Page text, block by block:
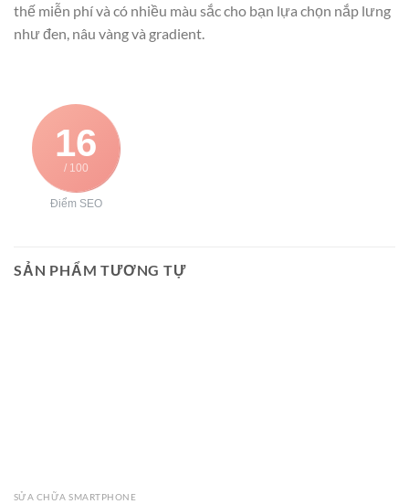
thế miễn phí và có nhiều màu sắc cho bạn lựa chọn nắp lưng
như đen, nâu vàng và gradient.
16
/ 100
Điểm SEO
SẢN PHẨM TƯƠNG TỰ
SỬA CHỮA SMARTPHONE